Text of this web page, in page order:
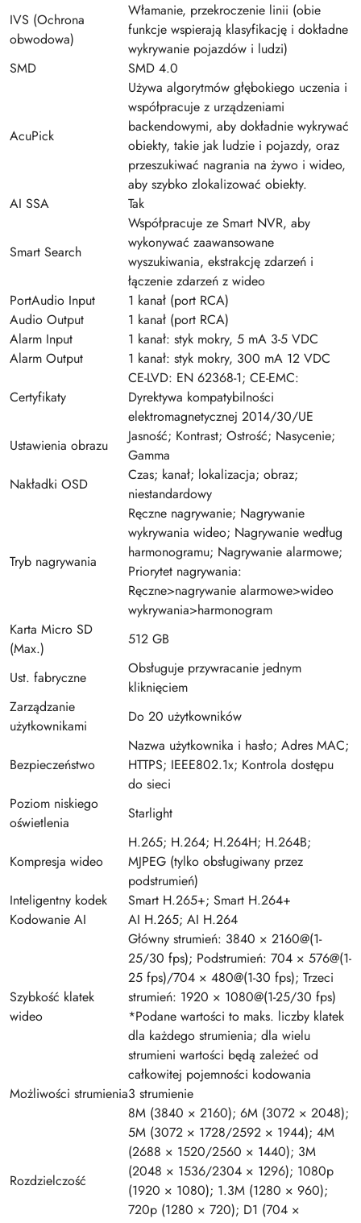
IVS (Ochrona
obwodowa)
Włamanie, przekroczenie linii (obie
funkcje wspierają klasyfikację i dokładne
wykrywanie pojazdów i ludzi)
SMD
SMD 4.0
AcuPick
Używa algorytmów głębokiego uczenia i
współpracuje z urządzeniami
backendowymi, aby dokładnie wykrywać
obiekty, takie jak ludzie i pojazdy, oraz
przeszukiwać nagrania na żywo i wideo,
aby szybko zlokalizować obiekty.
AI SSA
Tak
Smart Search
Współpracuje ze Smart NVR, aby
wykonywać zaawansowane
wyszukiwania, ekstrakcję zdarzeń i
łączenie zdarzeń z wideo
PortAudio Input
1 kanał (port RCA)
Audio Output
1 kanał (port RCA)
Alarm Input
1 kanał: styk mokry, 5 mA 3-5 VDC
Alarm Output
1 kanał: styk mokry, 300 mA 12 VDC
Certyfikaty
CE-LVD: EN 62368-1; CE-EMC:
Dyrektywa kompatybilności
elektromagnetycznej 2014/30/UE
Ustawienia obrazu
Jasność; Kontrast; Ostrość; Nasycenie;
Gamma
Nakładki OSD
Czas; kanał; lokalizacja; obraz;
niestandardowy
Tryb nagrywania
Ręczne nagrywanie; Nagrywanie
wykrywania wideo; Nagrywanie według
harmonogramu; Nagrywanie alarmowe;
Priorytet nagrywania:
Ręczne>nagrywanie alarmowe>wideo
wykrywania>harmonogram
Karta Micro SD
(Max.)
512 GB
Ust. fabryczne
Obsługuje przywracanie jednym
kliknięciem
Zarządzanie
użytkownikami
Do 20 użytkowników
Bezpieczeństwo
Nazwa użytkownika i hasło; Adres MAC;
HTTPS; IEEE802.1x; Kontrola dostępu
do sieci
Poziom niskiego
oświetlenia
Starlight
Kompresja wideo
H.265; H.264; H.264H; H.264B;
MJPEG (tylko obsługiwany przez
podstrumień)
Inteligentny kodek
Smart H.265+; Smart H.264+
Kodowanie AI
AI H.265; AI H.264
Szybkość klatek
wideo
Główny strumień: 3840 × 2160@(1-
25/30 fps); Podstrumień: 704 × 576@(1-
25 fps)/704 × 480@(1-30 fps); Trzeci
strumień: 1920 × 1080@(1-25/30 fps)
*Podane wartości to maks. liczby klatek
dla każdego strumienia; dla wielu
strumieni wartości będą zależeć od
całkowitej pojemności kodowania
Możliwości strumienia3 strumienie
Rozdzielczość
8M (3840 × 2160); 6M (3072 × 2048);
5M (3072 × 1728/2592 × 1944); 4M
(2688 × 1520/2560 × 1440); 3M
(2048 × 1536/2304 × 1296); 1080p
(1920 × 1080); 1.3M (1280 × 960);
720p (1280 × 720); D1 (704 ×